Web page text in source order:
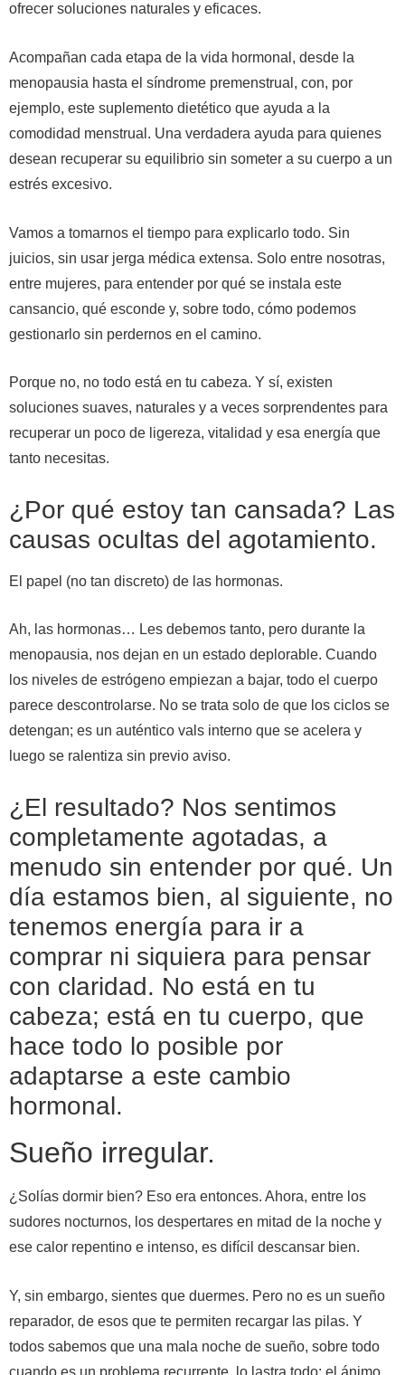
ofrecer soluciones naturales y eficaces.
Acompañan cada etapa de la vida hormonal, desde la
menopausia hasta el síndrome premenstrual, con, por
ejemplo, este suplemento dietético que ayuda a la
comodidad menstrual. Una verdadera ayuda para quienes
desean recuperar su equilibrio sin someter a su cuerpo a un
estrés excesivo.
Vamos a tomarnos el tiempo para explicarlo todo. Sin
juicios, sin usar jerga médica extensa. Solo entre nosotras,
entre mujeres, para entender por qué se instala este
cansancio, qué esconde y, sobre todo, cómo podemos
gestionarlo sin perdernos en el camino.
Porque no, no todo está en tu cabeza. Y sí, existen
soluciones suaves, naturales y a veces sorprendentes para
recuperar un poco de ligereza, vitalidad y esa energía que
tanto necesitas.
¿Por qué estoy tan cansada? Las
causas ocultas del agotamiento.
El papel (no tan discreto) de las hormonas.
Ah, las hormonas… Les debemos tanto, pero durante la
menopausia, nos dejan en un estado deplorable. Cuando
los niveles de estrógeno empiezan a bajar, todo el cuerpo
parece descontrolarse. No se trata solo de que los ciclos se
detengan; es un auténtico vals interno que se acelera y
luego se ralentiza sin previo aviso.
¿El resultado? Nos sentimos
completamente agotadas, a
menudo sin entender por qué. Un
día estamos bien, al siguiente, no
tenemos energía para ir a
comprar ni siquiera para pensar
con claridad. No está en tu
cabeza; está en tu cuerpo, que
hace todo lo posible por
adaptarse a este cambio
hormonal.
Sueño irregular.
¿Solías dormir bien? Eso era entonces. Ahora, entre los
sudores nocturnos, los despertares en mitad de la noche y
ese calor repentino e intenso, es difícil descansar bien.
Y, sin embargo, sientes que duermes. Pero no es un sueño
reparador, de esos que te permiten recargar las pilas. Y
todos sabemos que una mala noche de sueño, sobre todo
cuando es un problema recurrente, lo lastra todo: el ánimo,